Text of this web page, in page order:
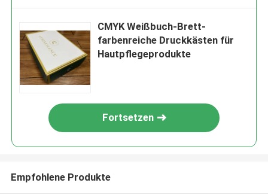
CMYK Weißbuch-Brett-
farbenreiche Druckkästen für
Hautpflegeprodukte
Fortsetzen
Empfohlene Produkte